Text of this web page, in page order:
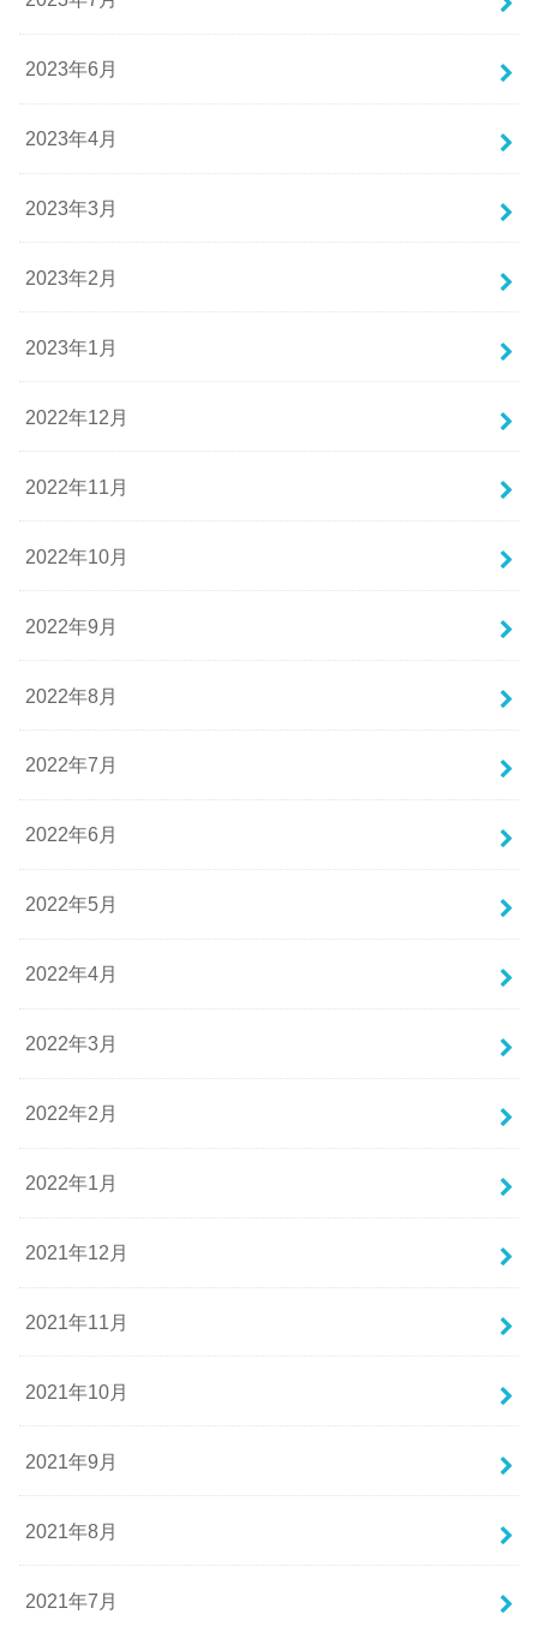
2023年6月
2023年4月
2023年3月
2023年2月
2023年1月
2022年12月
2022年11月
2022年10月
2022年9月
2022年8月
2022年7月
2022年6月
2022年5月
2022年4月
2022年3月
2022年2月
2022年1月
2021年12月
2021年11月
2021年10月
2021年9月
2021年8月
2021年7月